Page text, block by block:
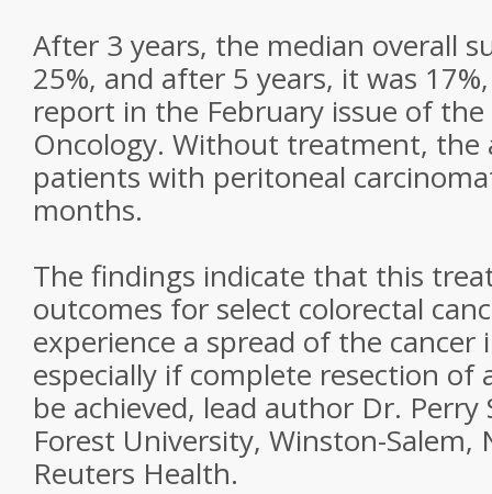
After 3 years, the median overall
25%, and after 5 years, it was
report in the February issue of the
Oncology. Without treatment, the
patients with peritoneal
months.
The findings indicate that this
outcomes for select colorectal
experience a spread of the
especially if complete resection of
be achieved, lead author Dr. Perry
Forest University, Winston-
Reuters Health.